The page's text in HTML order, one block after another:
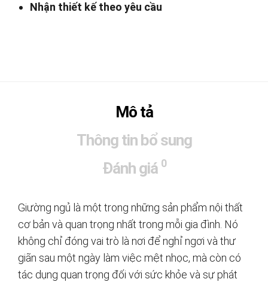
Nhận thiết kế theo yêu cầu
Mô tả
Thông tin bổ sung
Đánh giá 0
Giường ngủ là một trong những sản phẩm nội thất
cơ bản và quan trọng nhất trong mỗi gia đình. Nó
không chỉ đóng vai trò là nơi để nghỉ ngơi và thư
giãn sau một ngày làm việc mệt nhọc, mà còn có
tác dụng quan trọng đối với sức khỏe và sự phát